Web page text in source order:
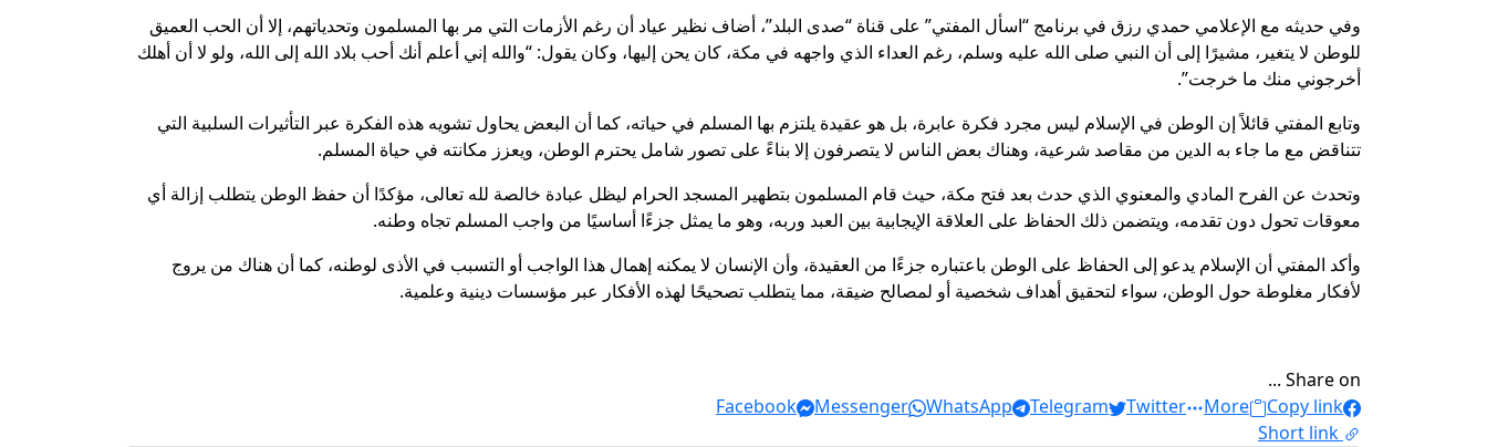
وفي حديثه مع الإعلامي حمدي رزق في برنامج “اسأل المفتي” على قناة “صدى البلد”، أضاف نظير عياد أن رغم الأزمات التي مر بها المسلمون وتحدياتهم، إلا أن الحب العميق
للوطن لا يتغير، مشيرًا إلى أن النبي صلى الله عليه وسلم، رغم العداء الذي واجهه في مكة، كان يحن إليها، وكان يقول: “والله إني أعلم أنك أحب بلاد الله إلى الله، ولو لا أن أهلك
أخرجوني منك ما خرجت”.
وتابع المفتي قائلاً إن الوطن في الإسلام ليس مجرد فكرة عابرة، بل هو عقيدة يلتزم بها المسلم في حياته، كما أن البعض يحاول تشويه هذه الفكرة عبر التأثيرات السلبية التي
تتناقض مع ما جاء به الدين من مقاصد شرعية، وهناك بعض الناس لا يتصرفون إلا بناءً على تصور شامل يحترم الوطن، ويعزز مكانته في حياة المسلم.
وتحدث عن الفرح المادي والمعنوي الذي حدث بعد فتح مكة، حيث قام المسلمون بتطهير المسجد الحرام ليظل عبادة خالصة لله تعالى، مؤكدًا أن حفظ الوطن يتطلب إزالة أي
معوقات تحول دون تقدمه، ويتضمن ذلك الحفاظ على العلاقة الإيجابية بين العبد وربه، وهو ما يمثل جزءًا أساسيًا من واجب المسلم تجاه وطنه.
وأكد المفتي أن الإسلام يدعو إلى الحفاظ على الوطن باعتباره جزءًا من العقيدة، وأن الإنسان لا يمكنه إهمال هذا الواجب أو التسبب في الأذى لوطنه، كما أن هناك من يروج
لأفكار مغلوطة حول الوطن، سواء لتحقيق أهداف شخصية أو لمصالح ضيقة، مما يتطلب تصحيحًا لهذه الأفكار عبر مؤسسات دينية وعلمية.
Share on ...
Facebook
Messenger WhatsApp Telegram Twitter More
Copy link
Short link